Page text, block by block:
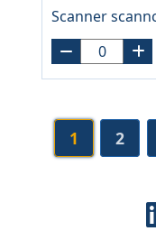
Scanner
1 2